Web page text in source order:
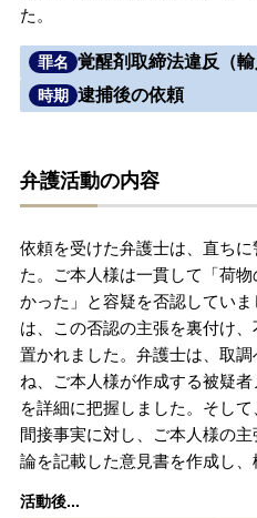
た。
罪名 覚醒剤取締法違反（輸
時期 逮捕後の依頼
弁護活動の内容
依頼を受けた弁護士は、直ち
た。ご本人様は一貫して「荷
かった」と容疑を否認してい
は、この否認の主張を裏付け
置かれました。弁護士は、取
ね、ご本人様が作成する被疑
を詳細に把握しました。そし
間接事実に対し、ご本人様の
論を記載した意見書を作成し、
活動後...